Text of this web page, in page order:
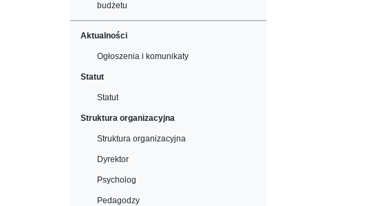
budżetu
Aktualności
Ogłoszenia i komunikaty
Statut
Statut
Struktura organizacyjna
Struktura organizacyjna
Dyrektor
Psycholog
Pedagodzy